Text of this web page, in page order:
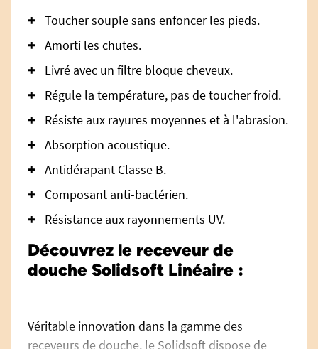
Toucher souple sans enfoncer les pieds.
Amorti les chutes.
Livré avec un filtre bloque cheveux.
Régule la température, pas de toucher froid.
Résiste aux rayures moyennes et à l'abrasion.
Absorption acoustique.
Antidérapant Classe B.
Composant anti-bactérien.
Résistance aux rayonnements UV.
Découvrez le receveur de
douche Solidsoft Linéaire :
Véritable innovation dans la gamme des
receveurs de douche, le Solidsoft dispose de